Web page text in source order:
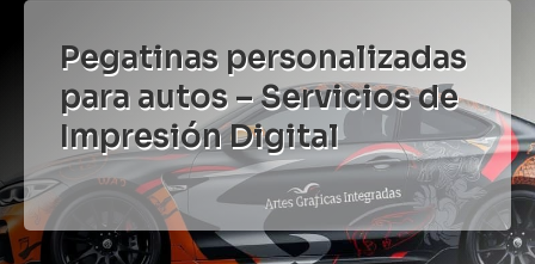
Pegatinas personalizadas
para autos – Servicios de
Impresión Digital